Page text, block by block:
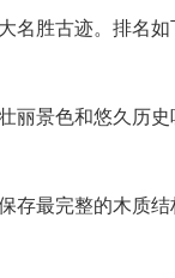
名胜古迹。排名如
景色和悠久历史
最完整的木质结